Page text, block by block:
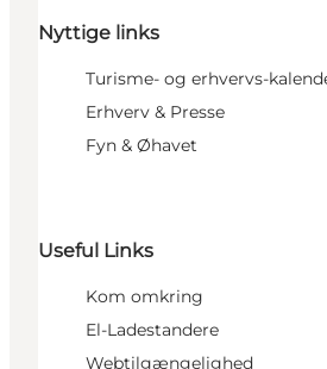
Nyttige links
Turisme- og erhvervs-
Erhverv & Presse
Fyn & Øhavet
Useful Links
Kom omkring
El-Ladestandere
Webtilgængelighed